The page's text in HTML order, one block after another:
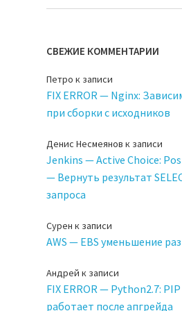
СВЕЖИЕ КОММЕНТАРИИ
Петро к записи
FIX ERROR — Nginx:
при сборки с исходников
Денис Несмеянов к записи
Jenkins — Active Choice:
— Вернуть результат
запроса
Сурен к записи
AWS — EBS уменьшение
Андрей к записи
FIX ERROR — Python2.7:
работает после апгрейда